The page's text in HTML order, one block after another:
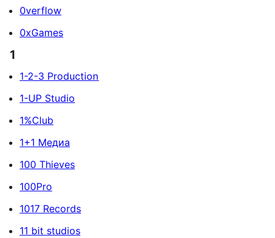
0verflow
0xGames
1
1-2-3 Production
1-UP Studio
1%Club
1+1 Медиа
100 Thieves
100Pro
1017 Records
11 bit studios